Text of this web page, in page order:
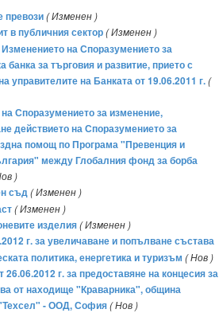
превози( Изменен )
в публичния сектор( Изменен )
на Споразумението за
за търговия и развитие, прието с
на Банката от 19.06.2011 г.(
Споразумението за изменение,
действието на Споразумението за
помощ по Програма "Превенция и
между Глобалния фонд за борба
)
съд( Изменен )
( Изменен )
изделия( Изменен )
г. за увеличаване и попълване състава
политика, енергетика и туризъм ( Нов )
г. за предоставяне на концесия за
от находище "Краварника", община
- ООД, София( Нов )